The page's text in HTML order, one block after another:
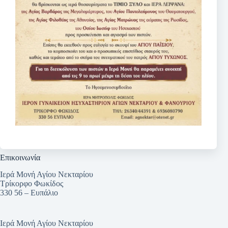
Επικοινωνία
Ιερά Μονή Αγίου Νεκταρίου
Τρίκορφο Φωκίδος
330 56 – Ευπάλιο
Ιερά Μονή Αγίου Νεκταρίου